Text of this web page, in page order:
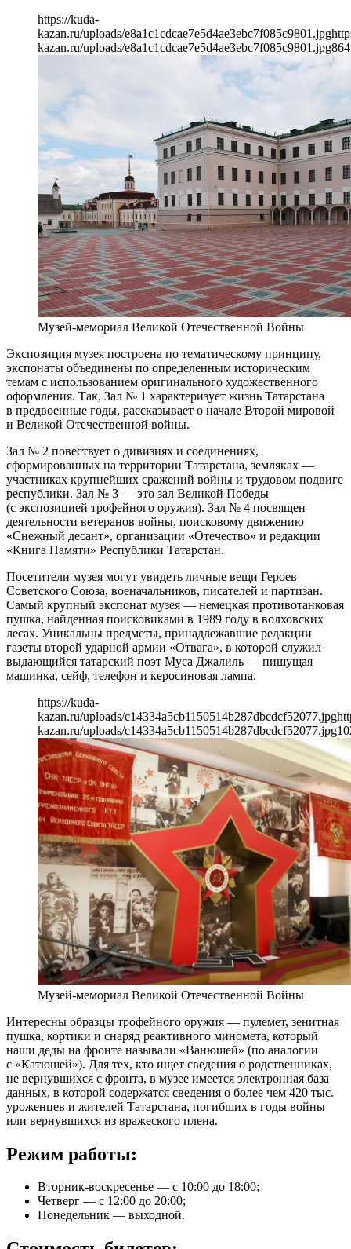
https://kuda-
kazan.ru/uploads/e8a1c1cdcae7e5d4ae3ebc7f085c9801.jpg
kazan.ru/uploads/e8a1c1cdcae7e5d4ae3ebc7f085c9801.jpg864
Музей-мемориал Великой Отечественной Войны
Экспозиция музея построена по тематическому принципу,
экспонаты объединены по определенным историческим
темам с использованием оригинального художественного
оформления. Так, Зал № 1 характеризует жизнь Татарстана
в предвоенные годы, рассказывает о начале Второй мировой
и Великой Отечественной войны.
Зал № 2 повествует о дивизиях и соединениях,
сформированных на территории Татарстана, земляках —
участниках крупнейших сражений войны и трудовом подвиге
республики. Зал № 3 — это зал Великой Победы
(с экспозицией трофейного оружия). Зал № 4 посвящен
деятельности ветеранов войны, поисковому движению
«Снежный десант», организации «Отечество» и редакции
«Книга Памяти» Республики Татарстан.
Посетители музея могут увидеть личные вещи Героев
Советского Союза, военачальников, писателей и партизан.
Самый крупный экспонат музея — немецкая противотанковая
пушка, найденная поисковиками в 1989 году в волховских
лесах. Уникальны предметы, принадлежавшие редакции
газеты второй ударной армии «Отвага», в которой служил
выдающийся татарский поэт Муса Джалиль — пишущая
машинка, сейф, телефон и керосиновая лампа.
https://kuda-
kazan.ru/uploads/c14334a5cb1150514b287dbcdcf52077.jpg
kazan.ru/uploads/c14334a5cb1150514b287dbcdcf52077.jpg
Музей-мемориал Великой Отечественной Войны
Интересны образцы трофейного оружия — пулемет, зенитная
пушка, кортики и снаряд реактивного миномета, который
наши деды на фронте называли «Ванюшей» (по аналогии
с «Катюшей»). Для тех, кто ищет сведения о родственниках,
не вернувшихся с фронта, в музее имеется электронная база
данных, в которой содержатся сведения о более чем 420 тыс.
уроженцев и жителей Татарстана, погибших в годы войны
или вернувшихся из вражеского плена.
Режим работы:
Вторник-воскресенье — с 10:00 до 18:00;
Четверг — с 12:00 до 20:00;
Понедельник — выходной.